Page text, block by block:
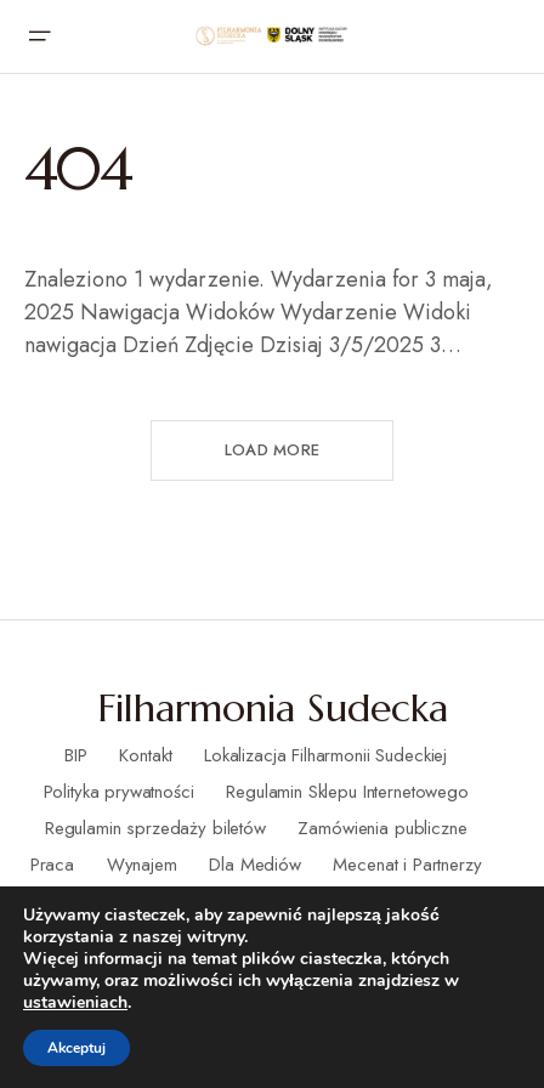
404
Znaleziono 1 wydarzenie. Wydarzenia for 3 maja,
2025 Nawigacja Widoków Wydarzenie Widoki
nawigacja Dzień Zdjęcie Dzisiaj 3/5/2025 3…
LOAD MORE
Filharmonia Sudecka
BIP Kontakt
Lokalizacja Filharmonii Sudeckiej
Polityka prywatności
Regulamin Sklepu Internetowego
Regulamin sprzedaży biletów
Zamówienia publiczne
Praca
Wynajem Dla Mediów
Mecenat i Partnerzy
RODO Ochrona małoletnich
(C) – Filharmonia Sudecka. Wszystkie prawa zastrzeżone.
Używamy ciasteczek, aby zapewnić najlepszą jakość
korzystania z naszej witryny.
Więcej informacji na temat plików ciasteczka, których
używamy, oraz możliwości ich wyłączenia znajdziesz w
ustawieniach.
Akceptuj